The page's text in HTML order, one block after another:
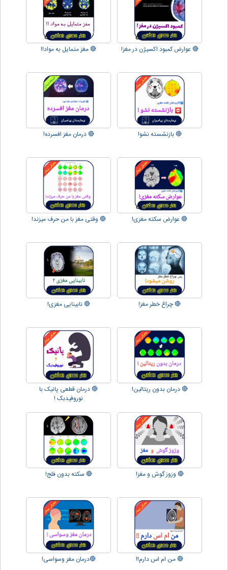
🔴 عوارض کمبود اکسیژن در مغز! 🔴 مغز متمایل به مواد!!
🔴 بازنشسته نشو! 🔴 درمان مغز افسرده!
🔴 عوارض سکته مغزی! 🔴 وقتی مغز با من حرف میزند!
🔴 چراغ خطر مغز! 🔴 نابینایی مغزی!
🔴 درمان بدون ریتالین!
🔴 درمان قطعی پانیک با
نوروفیدبک !
🔴 وزوز گوش و مغز! 🔴 سکته بدون فلج!
🔴 من ام اس دارم!! 🔴درمان مغز وسواسی!